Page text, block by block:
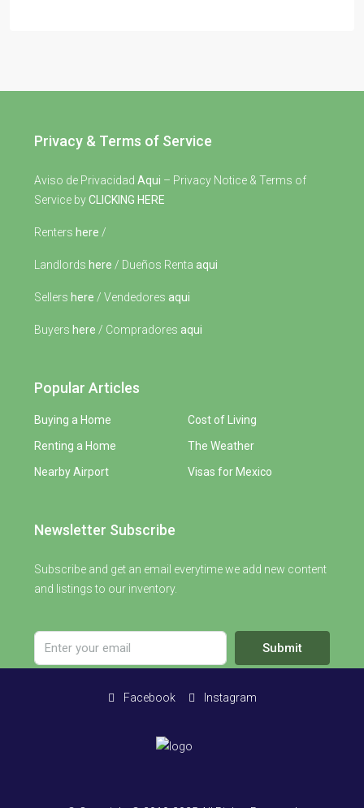
Privacy & Terms of Service
Aviso de Privacidad Aqui – Privacy Notice & Terms of
Service byCLICKING HERE
Renters here /
Landlords here / Dueños Renta aqui
Sellers here / Vendedores aqui
Buyers here / Compradores aqui
Popular Articles
Buying a Home
Renting a Home
Nearby Airport
Cost of Living
The Weather
Visas for Mexico
Newsletter Subscribe
Subscribe and get an email everytime we add new content
and listings to our inventory.
Submit
Facebook Instagram